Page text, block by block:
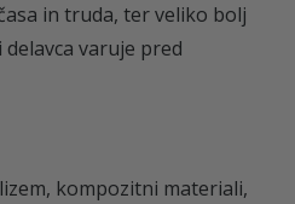
in truda, ter veliko bolj
varuje pred
kompozitni materiali,